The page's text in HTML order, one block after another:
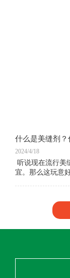
什么是美缝剂？
2024/4/18
听说现在流行美
宜。那么这玩